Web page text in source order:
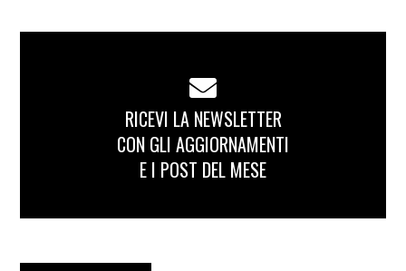
RICEVI LA NEWSLETTER
CON GLI AGGIORNAMENTI
E I POST DEL MESE